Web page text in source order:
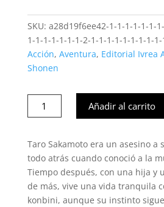
SKU: a28d19f6ee42-1-1-1-1-1-1-
1-1-1-1-1-1-1-2-1-1-1-1-1-1-1-1-1-
Acción, Aventura, Editorial Ivrea
Shonen
SAKAMOTO
DAYS
(Ivrea
Arg)
cantidad
Añadir al carrito
Taro Sakamoto era un asesino a
todo atrás cuando conoció a la
Tiempo después, con una hija y
de más, vive una vida tranquila
konbini, aunque su instinto